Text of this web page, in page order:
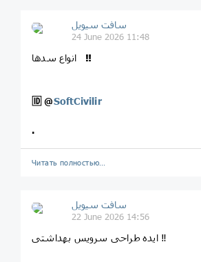
سافت سیویل
24 June 2026 11:48
انواع سدها ‼️
🆔@SoftCivilir
.
Читать полностью…
سافت سیویل
22 June 2026 14:56
ایده طراحی سرویس بهداشتی ‼️